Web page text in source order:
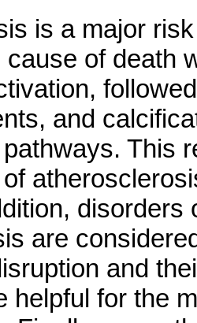
is a major
cause of death
and
This
are
and
helpful for the